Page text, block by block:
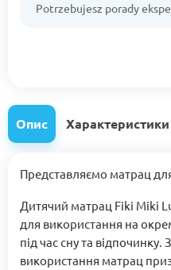
Potrzebujesz porady
Опис Характеристики
Представляємо матрац
Дитячий матрац Fiki Miki
для використання на
під час сну та
використання матрац